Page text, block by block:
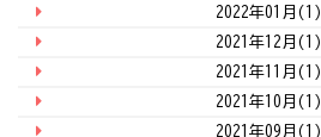
2022年01月(1)
2021年12月(1)
2021年11月(1)
2021年10月(1)
2021年09月(1)